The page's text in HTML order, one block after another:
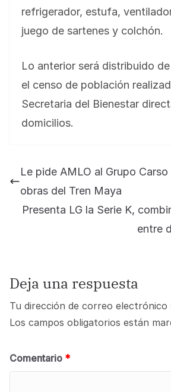
refrigerador, estufa,
juego de sartenes y colchón.
Lo anterior será distribuido
el censo de población
Secretaria del Bienestar
domicilios.
Le pide AMLO al Grupo Carso
obras del Tren Maya
Presenta LG la Serie K,
entre
Deja una respuesta
Tu dirección de correo electrónico
Los campos obligatorios están
Comentario *